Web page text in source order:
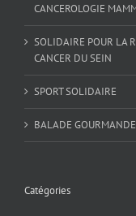
CANCEROLOGIE
SOLIDAIRE POUR LA
CANCER DU SEIN
SPORT SOLIDAIRE
BALADE
Catégories